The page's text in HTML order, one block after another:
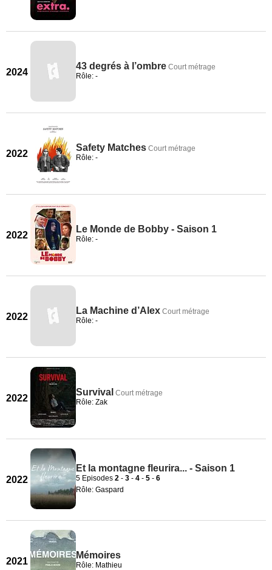
2024
43 degrés à l’ombre Court métrage
Rôle: -
2022
Safety Matches Court métrage
Rôle: -
2022
Le Monde de Bobby - Saison 1
Rôle: -
2022
La Machine d’Alex Court métrage
Rôle: -
2022
Survival Court métrage
Rôle: Zak
2022
Et la montagne fleurira... - Saison 1
5 Episodes 2 - 3 - 4 - 5 - 6
Rôle: Gaspard
2021
Mémoires
Rôle: Mathieu